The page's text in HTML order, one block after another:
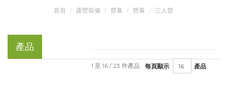
首頁 露營裝備 營幕 營幕 三人營
產品
每頁顯示 產品
1 至 16 / 23 件產品